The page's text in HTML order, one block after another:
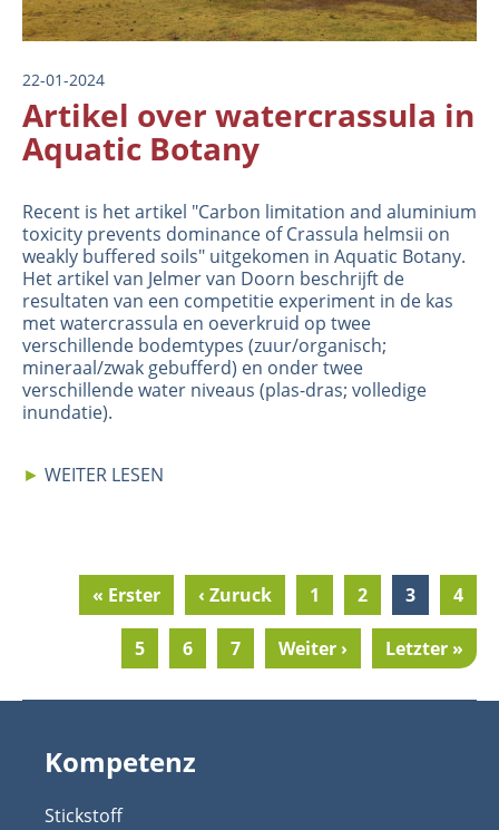
22-01-2024
Artikel over watercrassula in
Aquatic Botany
Recent is het artikel "Carbon limitation and aluminium
toxicity prevents dominance of Crassula helmsii on
weakly buffered soils" uitgekomen in Aquatic Botany.
Het artikel van Jelmer van Doorn beschrijft de
resultaten van een competitie experiment in de kas
met watercrassula en oeverkruid op twee
verschillende bodemtypes (zuur/organisch;
mineraal/zwak gebufferd) en onder twee
verschillende water niveaus (plas-dras; volledige
inundatie).
► WEITER LESEN
Pagination
First
page
« Erster
Previous
page
‹ Zuruck Page
1 Page
2
Current
page
3 Page
4
Page
5 Page
6 Page
7
Next
page
Weiter ›
Last
page
Letzter »
Kompetenz
Stickstoff